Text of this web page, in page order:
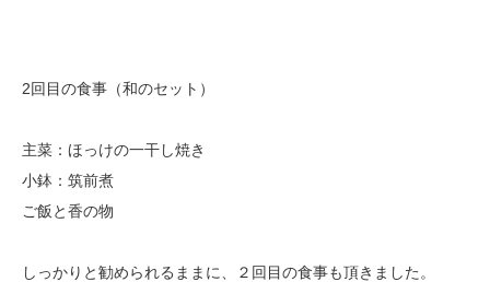
2回目の食事（和のセット）
主菜：ほっけの一干し焼き
小鉢：筑前煮
ご飯と香の物
しっかりと勧められるままに、２回目の食事も頂きました。